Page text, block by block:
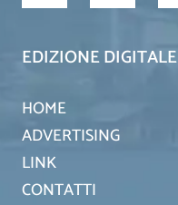
EDIZIONE DIGITALE
HOME
ADVERTISING
LINK
CONTATTI